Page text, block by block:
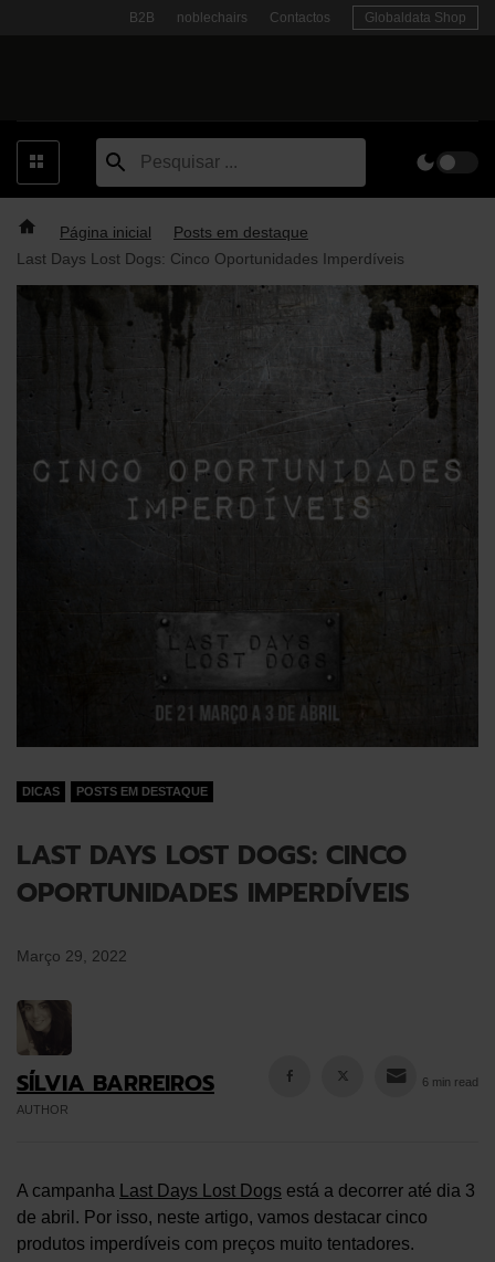
B2B noblechairs Contactos Globaldata Shop
Página inicial
Posts em destaque
Last Days Lost Dogs: Cinco Oportunidades Imperdíveis
DICAS POSTS EM DESTAQUE
LAST DAYS LOST DOGS: CINCO
OPORTUNIDADES IMPERDÍVEIS
Março 29, 2022
SÍLVIA BARREIROS
AUTHOR
6 min read
A campanha Last Days Lost Dogs está a decorrer até dia 3
de abril. Por isso, neste artigo, vamos destacar cinco
produtos imperdíveis com preços muito tentadores.